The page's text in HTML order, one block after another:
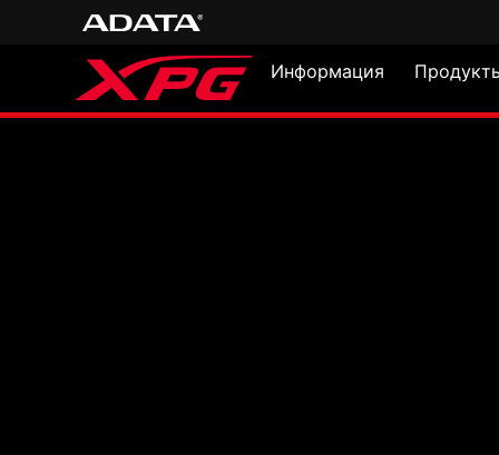
Информация